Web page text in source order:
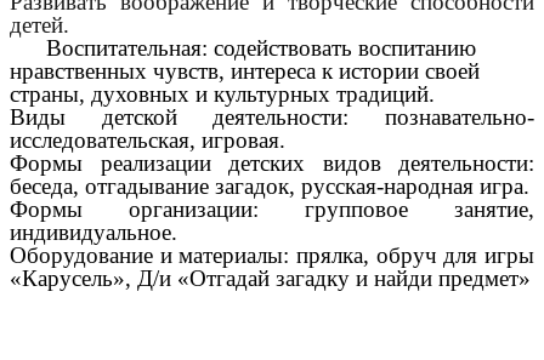
детей.
Воспитательная: содействовать воспитанию
нравственных чувств, интереса к истории своей
страны, духовных и культурных традиций.
Виды детской деятельности: познавательно-
исследовательская, игровая.
Формы реализации детских видов деятельности:
беседа, отгадывание загадок, русская-народная игра.
Формы организации: групповое занятие,
индивидуальное.
Оборудование и материалы: прялка, обруч для игры
«Карусель», Д/и «Отгадай загадку и найди предмет»